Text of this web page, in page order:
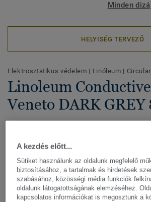
Minden
HELYISÉG TERVEZŐ
Elektrosztatikus védelem | Linóleum |
Linoleum
Veneto DARK GREY
számítógéptermekhez,
berendezések közelében. Linóleumunk a
legfenntarthatóbb padlómegoldása,
természetes alapanyagokból készül.
felületvédelemmel van kezelve a
Mutasson többet
FŐBB JELLEMZŐK
A kezdés előtt...
Sütiket használunk az oldalunk megfelelő
biztosításához, a tartalmak és hirdetések
szabásához, közösségi média funkciók
oldalunk látogatottságának elemzéséhez.
kapcsolatos információkat is megosztunk a